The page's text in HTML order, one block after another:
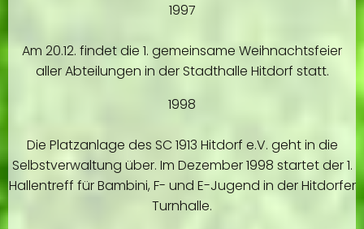
1997
Am 20.12. findet die 1. gemeinsame Weihnachtsfeier
aller Abteilungen in der Stadthalle Hitdorf statt.
1998
Die Platzanlage des SC 1913 Hitdorf e.V. geht in die
Selbstverwaltung über. Im Dezember 1998 startet der 1.
Hallentreff für Bambini, F- und E-Jugend in der Hitdorfer
Turnhalle.